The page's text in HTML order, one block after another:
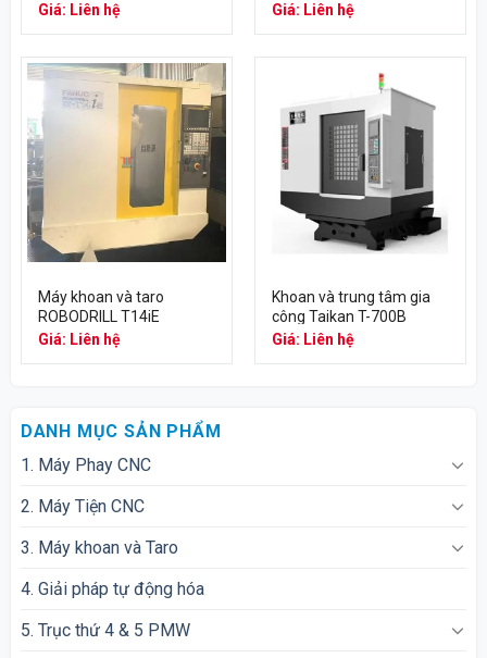
Giá: Liên hệ
Giá: Liên hệ
Máy khoan và taro
ROBODRILL T14iE
Giá: Liên hệ
Khoan và trung tâm gia
công Taikan T-700B
Giá: Liên hệ
DANH MỤC SẢN PHẨM
1. Máy Phay CNC
2. Máy Tiện CNC
3. Máy khoan và Taro
4. Giải pháp tự động hóa
5. Trục thứ 4 & 5 PMW